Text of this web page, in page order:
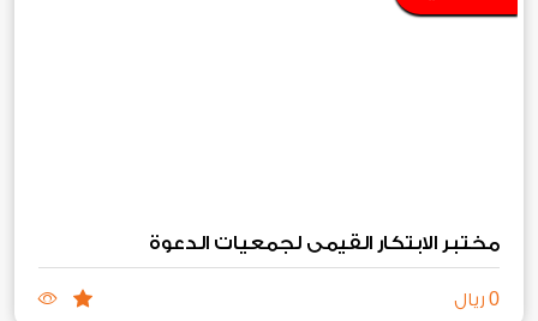
مختبر الابتكار القيمي لجمعيات الدعوة
0 ريال